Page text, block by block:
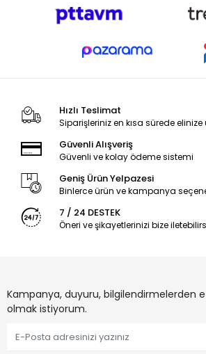
Hızlı Teslimat
Siparişleriniz en kısa sürede elinize
Güvenli Alışveriş
Güvenli ve kolay ödeme sistemi
Geniş Ürün Yelpazesi
Binlerce ürün ve kampanya
7 / 24 DESTEK
Öneri ve şikayetlerinizi bize
Kampanya, duyuru, bilgilendirmelerden
olmak istiyorum.